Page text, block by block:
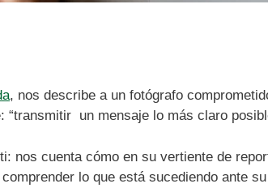
, nos describe a un fotógrafo
un mensaje lo más claro
nos cuenta cómo en su vertiente de
lo que está sucediendo ante